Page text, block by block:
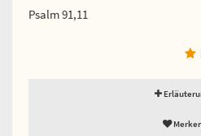
Psalm 91,11